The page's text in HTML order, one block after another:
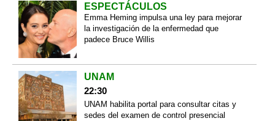
ESPECTÁCULOS
Emma Heming impulsa una ley para mejorar
la investigación de la enfermedad que
padece Bruce Willis
UNAM
22:30
UNAM habilita portal para consultar citas y
sedes del examen de control presencial